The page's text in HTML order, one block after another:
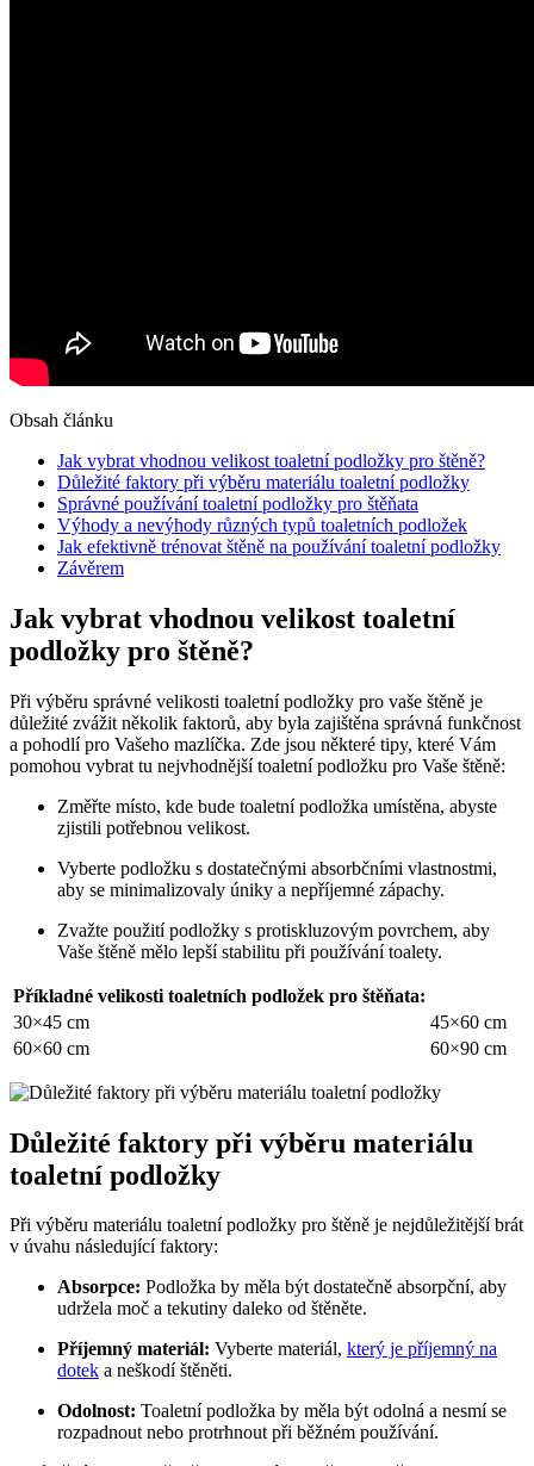
Obsah článku
Jak vybrat vhodnou velikost toaletní podložky pro štěně?
Důležité faktory při výběru materiálu toaletní podložky
Správné používání toaletní podložky pro štěňata
Výhody a nevýhody různých typů toaletních podložek
Jak efektivně trénovat štěně na používání toaletní podložky
Závěrem
Jak vybrat vhodnou velikost toaletní
podložky pro štěně?
Při výběru správné velikosti toaletní podložky pro vaše štěně je
důležité zvážit několik faktorů, aby byla zajištěna správná funkčnost
a pohodlí pro Vašeho mazlíčka. Zde jsou některé tipy, které Vám
pomohou vybrat tu nejvhodnější toaletní podložku pro Vaše štěně:
Změřte místo, kde bude toaletní podložka umístěna, abyste
zjistili potřebnou velikost.
Vyberte podložku s dostatečnými absorbčními vlastnostmi,
aby se minimalizovaly úniky a nepříjemné zápachy.
Zvažte použití podložky s protiskluzovým povrchem, aby
Vaše štěně mělo lepší stabilitu při používání toalety.
Příkladné velikosti toaletních podložek pro štěňata:
30×45 cm
45×60 cm
60×60 cm
60×90 cm
Důležité faktory při výběru materiálu
toaletní podložky
Při výběru materiálu toaletní podložky pro štěně je nejdůležitější brát
v úvahu následující faktory:
Absorpce: Podložka by měla být dostatečně absorpční, aby
udržela moč a tekutiny daleko od štěněte.
Příjemný materiál: Vyberte materiál, který je příjemný na
dotek a neškodí štěněti.
Odolnost: Toaletní podložka by měla být odolná a nesmí se
rozpadnout nebo protrhnout při běžném používání.